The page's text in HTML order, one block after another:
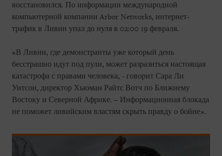
восстановился. По информации международной
компьютерной компании Arbor Networks, интернет-
трафик в Ливии упал до нуля в 02:00 19 февраля.
«В Ливии, где демонстранты уже который день
бесстрашно идут под пули, может разразиться настоящая
катастрофа с правами человека, - говорит Сара Ли
Уитсон, директор Хьюман Райтс Вотч по Ближнему
Востоку и Северной Африке. – Информационная блокада
не поможет ливийским властям скрыть правду о бойне».